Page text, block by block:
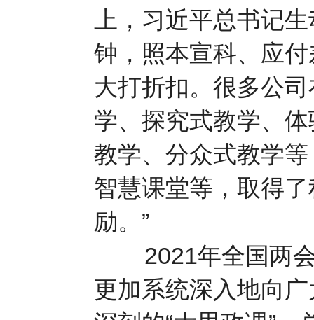
上，习近平总书记
钟，照本宣科、应付
大打折扣。很多公
学、探究式教学、
教学、分众式教学
智慧课堂等，取得
励。”
2021年全国两会
更加系统深入地向